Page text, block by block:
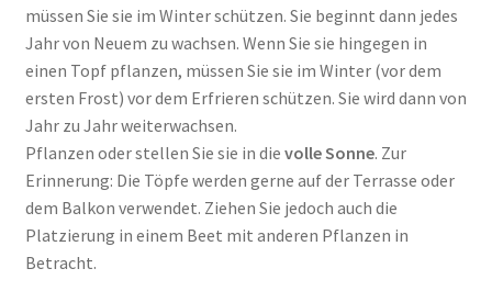
müssen Sie sie im Winter schützen. Sie beginnt dann jedes
Jahr von Neuem zu wachsen. Wenn Sie sie hingegen in
einen Topf pflanzen, müssen Sie sie im Winter (vor dem
ersten Frost) vor dem Erfrieren schützen. Sie wird dann von
Jahr zu Jahr weiterwachsen.
Pflanzen oder stellen Sie sie in die volle Sonne. Zur
Erinnerung: Die Töpfe werden gerne auf der Terrasse oder
dem Balkon verwendet. Ziehen Sie jedoch auch die
Platzierung in einem Beet mit anderen Pflanzen in
Betracht.